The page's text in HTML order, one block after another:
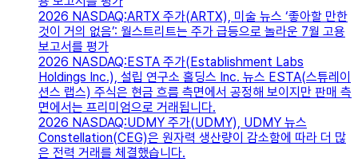
2026 NASDAQ:ARTX 주가(ARTX), 미술 뉴스 ‘좋아할 만한
것이 거의 없음’: 월스트리트는 주가 급등으로 놀라운 7월 고용
보고서를 평가
2026 NASDAQ:ESTA 주가(Establishment Labs
Holdings Inc.), 설립 연구소 홀딩스 Inc. 뉴스 ESTA(스튜레이
션스 랩스) 주식은 현금 흐름 측면에서 공정해 보이지만 판매 측
면에서는 프리미엄으로 거래됩니다.
2026 NASDAQ:UDMY 주가(UDMY), UDMY 뉴스
Constellation(CEG)은 원자력 생산량이 감소함에 따라 더 많
은 전력 거래를 체결했습니다.